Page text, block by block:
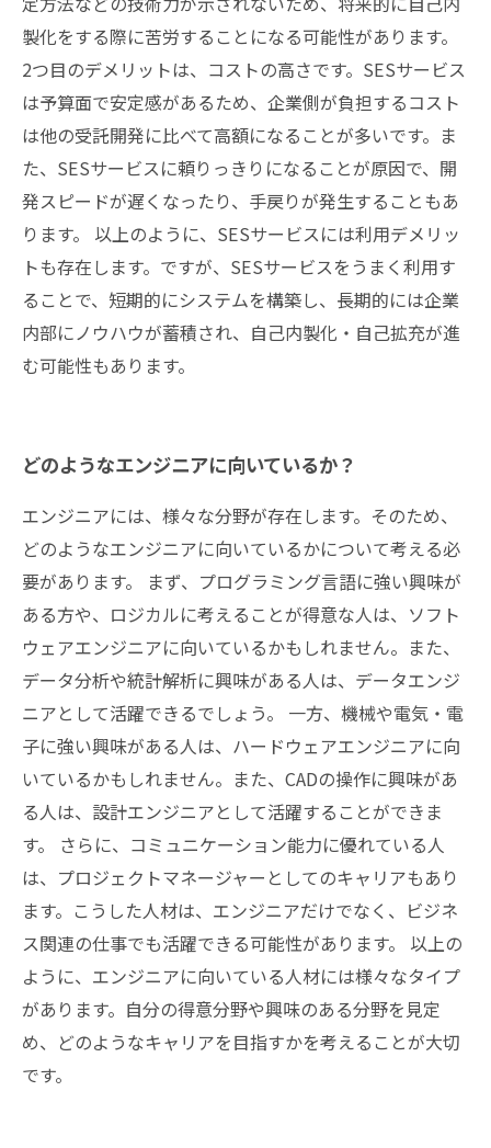
製化をする際に苦労することになる可能性があります。
2つ目のデメリットは、コストの高さです。SESサービス
は予算面で安定感があるため、企業側が負担するコスト
は他の受託開発に比べて高額になることが多いです。ま
た、SESサービスに頼りっきりになることが原因で、開
発スピードが遅くなったり、手戻りが発生することもあ
ります。 以上のように、SESサービスには利用デメリッ
トも存在します。ですが、SESサービスをうまく利用す
ることで、短期的にシステムを構築し、長期的には企業
内部にノウハウが蓄積され、自己内製化・自己拡充が進
む可能性もあります。
どのようなエンジニアに向いているか？
エンジニアには、様々な分野が存在します。そのため、
どのようなエンジニアに向いているかについて考える必
要があります。 まず、プログラミング言語に強い興味が
ある方や、ロジカルに考えることが得意な人は、ソフト
ウェアエンジニアに向いているかもしれません。また、
データ分析や統計解析に興味がある人は、データエンジ
ニアとして活躍できるでしょう。 一方、機械や電気・電
子に強い興味がある人は、ハードウェアエンジニアに向
いているかもしれません。また、CADの操作に興味があ
る人は、設計エンジニアとして活躍することができま
す。 さらに、コミュニケーション能力に優れている人
は、プロジェクトマネージャーとしてのキャリアもあり
ます。こうした人材は、エンジニアだけでなく、ビジネ
ス関連の仕事でも活躍できる可能性があります。 以上の
ように、エンジニアに向いている人材には様々なタイプ
があります。自分の得意分野や興味のある分野を見定
め、どのようなキャリアを目指すかを考えることが大切
です。